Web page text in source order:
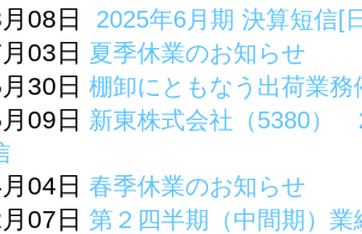
08日 2025年6月期 決算短信[
03日 夏季休業のお知らせ
30日 棚卸にともなう出荷業務
09日 新東株式会社（5380
04日 春季休業のお知らせ
07日 第２四半期（中間期）